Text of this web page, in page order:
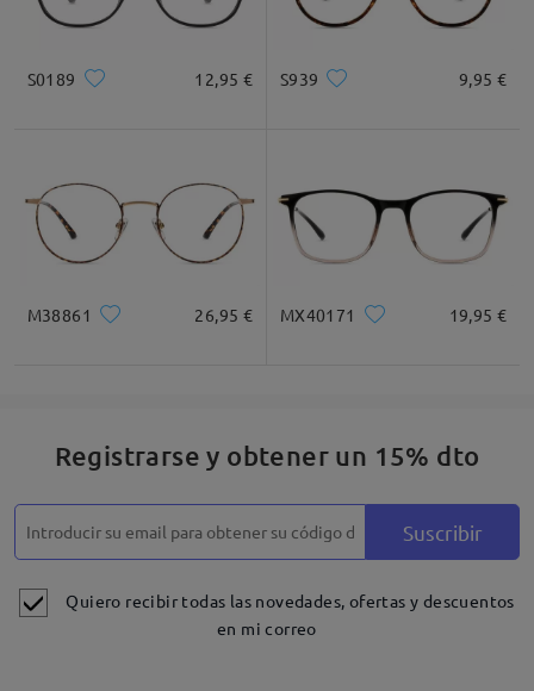
Descripción del Producto
S0189 12,95 € S939 9,95 €
M38861 26,95 € MX40171 19,95 €
Registrarse y obtener un 15% dto
Suscribir
Quiero recibir todas las novedades, ofertas y descuentos
en mi correo